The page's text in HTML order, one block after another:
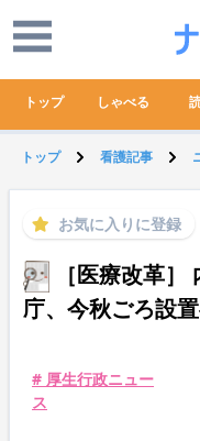
トップ しゃべる
トップ 看護記事
お気に入りに登録
［医療改革
庁、今秋ごろ設
# 厚生行政ニュー
ス